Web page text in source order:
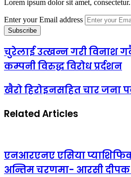
Lorem ipsum dolor sit amet, consectetur.
Enter your Email address
चुरेलाई उत्खन्न गरी विनाश
कम्पनी विरुद्ध विरोध प्रर्दशन
खैरो हिरोइनसहित चार जना
Related Articles
एनआरएनए एसिया
अन्तिम चरणमा- आरसी